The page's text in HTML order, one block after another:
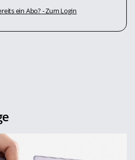
ein Abo? - Zum Login